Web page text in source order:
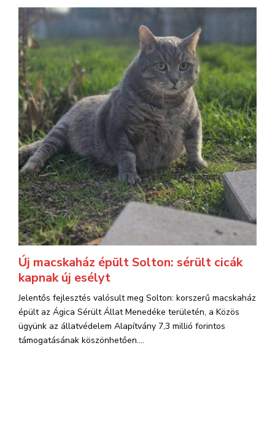
Új macskaház épült Solton: sérült cicák
kapnak új esélyt
Jelentős fejlesztés valósult meg Solton: korszerű macskaház
épült az Ágica Sérült Állat Menedéke területén, a Közös
ügyünk az állatvédelem Alapítvány 7,3 millió forintos
támogatásának köszönhetően....